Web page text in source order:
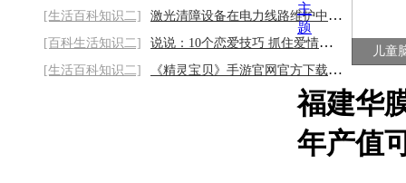
[生活百科知识二]
激光清障设备在电力线路维护中的应用
[百科生活知识二]
说说：10个恋爱技巧 抓住爱情助感情迅速升
[生活百科知识二]
《精灵宝贝》手游官网官方下载链接：探秘精
儿童
主
题
福建华
年产值